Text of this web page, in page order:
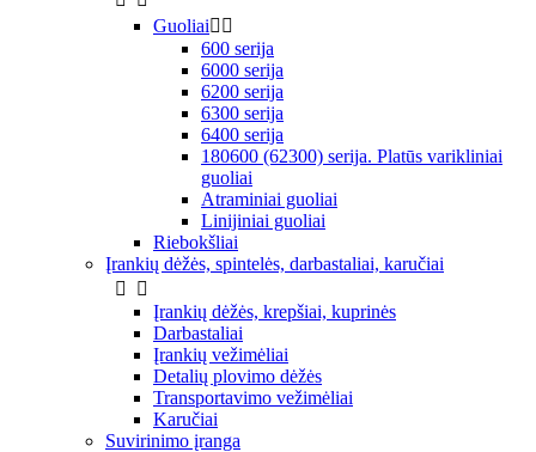
Guoliai 
600 serija
6000 serija
6200 serija
6300 serija
6400 serija
180600 (62300) serija. Platūs varikliniai
guoliai
Atraminiai guoliai
Linijiniai guoliai
Riebokšliai
Įrankių dėžės, spintelės, darbastaliai, karučiai


Įrankių dėžės, krepšiai, kuprinės
Darbastaliai
Įrankių vežimėliai
Detalių plovimo dėžės
Transportavimo vežimėliai
Karučiai
Suvirinimo įranga